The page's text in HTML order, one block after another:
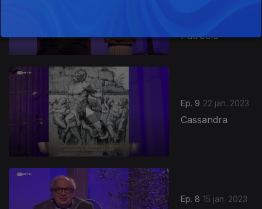
Pátroclo
Ep. 9 22 jan. 2023
Cassandra
Ep. 8 15 jan. 2023